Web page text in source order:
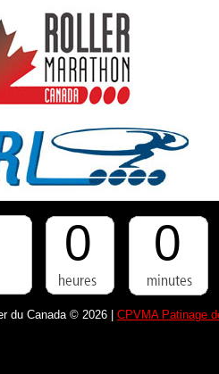
0 0
du Canada © 2026 | CPVMA Patinage